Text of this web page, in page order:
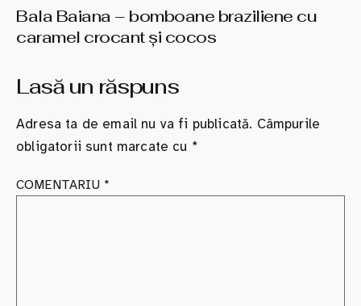
Bala Baiana – bomboane braziliene cu
caramel crocant şi cocos
Lasă un răspuns
Adresa ta de email nu va fi publicată. Câmpurile
obligatorii sunt marcate cu *
COMENTARIU *